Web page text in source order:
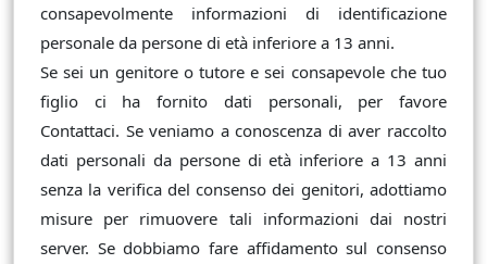
consapevolmente informazioni di identificazione
personale da persone di età inferiore a 13 anni.
Se sei un genitore o tutore e sei consapevole che tuo
figlio ci ha fornito dati personali, per favore
Contattaci. Se veniamo a conoscenza di aver raccolto
dati personali da persone di età inferiore a 13 anni
senza la verifica del consenso dei genitori, adottiamo
misure per rimuovere tali informazioni dai nostri
server. Se dobbiamo fare affidamento sul consenso